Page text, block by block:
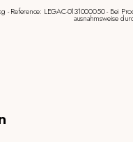
- Reference: LEGAC-0131000050 - Bei
ausnahmsweise